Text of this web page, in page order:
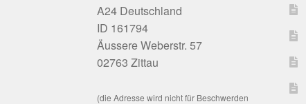
A24 Deutschland
ID 161794
Äussere Weberstr. 57
02763 Zittau
(die Adresse wird nicht für Beschwerden